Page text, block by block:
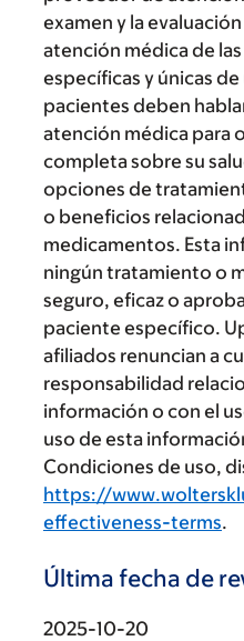
examen y la
atención médica de
específicas y únicas
pacientes deben
atención médica para
completa sobre su
opciones de
o beneficios
medicamentos. Esta
ningún tratamiento o
seguro, eficaz o
paciente específico.
afiliados renuncian a
responsabilidad
información o con el
uso de esta
Condiciones de uso,
https://
effectiveness-terms.
Última fecha de
2025-10-20